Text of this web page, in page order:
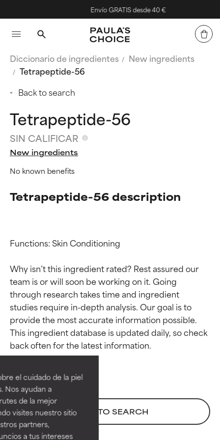
el cuidado de la piel
Nos ayudan a
de la mejor
visites nuestro sitio
partners,
a tus intereses
Envío GRATIS desde 40 €
Diccionario de ingredientes
New ingredients
Tetrapeptide-56
Back to search
Tetrapeptide-56
SIN CALIFICAR
New ingredients
No known benefits
Tetrapeptide-56 description
Functions: Skin Conditioning
Why isn’t this ingredient rated? Rest assured our
team is or will soon be working on it. Going
through research takes time and ingredient
studies require in-depth analysis. Our goal is to
provide the most accurate information possible.
This ingredient database is updated daily, so check
BACK TO SEARCH
Calificaciones de
ingredientes
EXCELENTE
Ingrediente sobresaliente con
beneficios reales para la piel. Su
Calificaciones de
ingredientes
EXCELENTE
Ingrediente sobresaliente con
beneficios reales para la piel. Su